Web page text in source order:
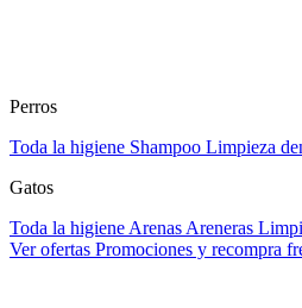
Perros
Toda la higiene Shampoo Limpieza
Gatos
Toda la higiene Arenas Areneras
Ver ofertas Promociones y recompra